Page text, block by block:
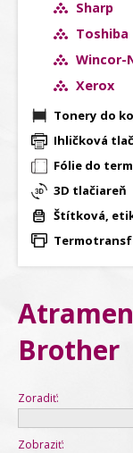
Sharp
Toshiba
Wincor-
Xerox
Tonery do
Ihličková
Fólie do
3D tlačiareň
Štítková,
Brother
Zoradiť:
Zobraziť: